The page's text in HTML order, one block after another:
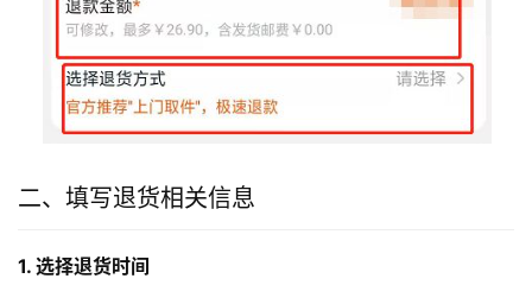
二、填写退货相关信息
1. 选择退货时间